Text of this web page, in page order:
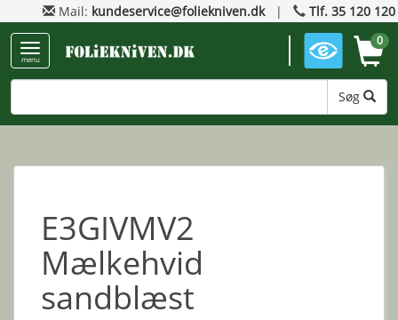
Mail: kundeservice@foliekniven.dk| Tlf. 35 120 120
menu
Søg
0
E3GIVMV2
Mælkehvid
sandblæst